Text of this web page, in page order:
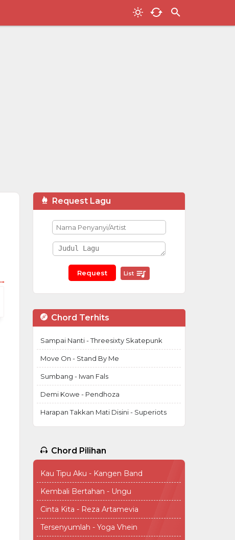
Request Lagu
List
Chord Terhits
Sampai Nanti - Threesixty Skatepunk
Move On - Stand By Me
Sumbang - Iwan Fals
Demi Kowe - Pendhoza
Harapan Takkan Mati Disini - Superiots
Chord Pilihan
Kau Tipu Aku - Kangen Band
Kembali Bertahan - Ungu
Cinta Kita - Reza Artamevia
Tersenyumlah - Yoga Vhein